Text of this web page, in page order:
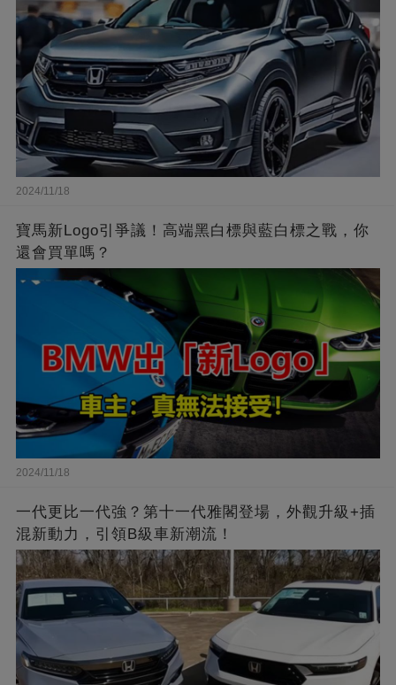
2024/11/18
寶馬新Logo引爭議！高端黑白標與藍白標之戰，你
還會買單嗎？
2024/11/18
一代更比一代強？第十一代雅閣登場，外觀升級+插
混新動力，引領B級車新潮流！